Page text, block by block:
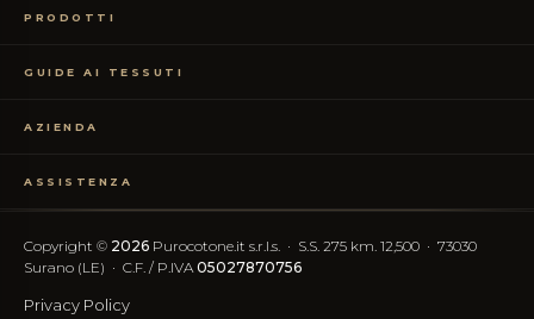
PRODOTTI
Biancheria Tavola
Abbigliamento
GUIDE AI TESSUTI
Percalle o Raso?
TC300 vs Cotone Egiziano
Cotone vs Sintetico
AZIENDA
Il nostro artigianato
Certificazione OEKO-TEX
Recesso Semplificato
Blog
ASSISTENZA
FAQ
Spese di spedizione
SEGUICI
Copyright © 2026 Purocotone.it s.r.l.s. · S.S. 275 km. 12,500 · 73030
Surano (LE) · C.F. / P.IVA 05027870756
Privacy Policy